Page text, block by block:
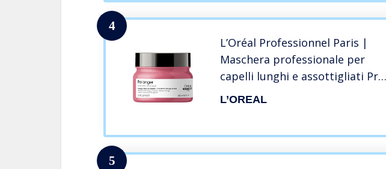
4
L’Oréal Professionnel Paris |
Maschera professionale per
capelli lunghi e assottigliati Pro
Longer Serie Expert, Formula
L’OREAL
5